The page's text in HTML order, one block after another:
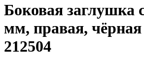
Боковая заглушка
мм, правая,
212504